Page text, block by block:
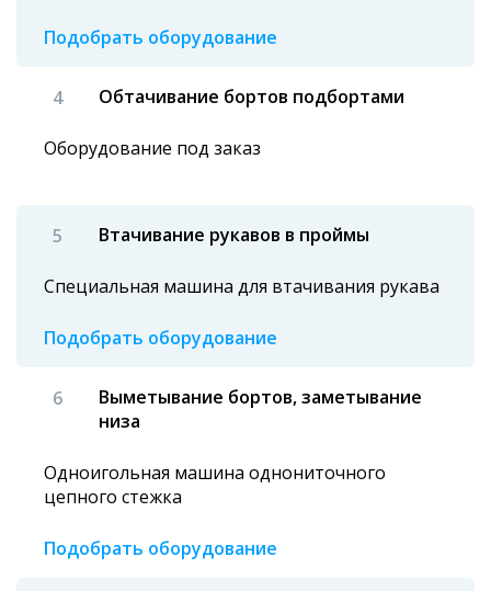
Подобрать оборудование
Обтачивание бортов подбортами
Оборудование под заказ
Втачивание рукавов в проймы
Специальная машина для втачивания рукава
Подобрать оборудование
Выметывание бортов, заметывание
низа
Одноигольная машина однониточного
цепного стежка
Подобрать оборудование